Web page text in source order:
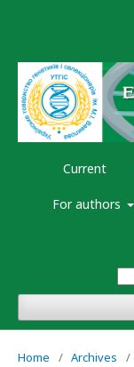
Current
For authors
Home / Archives /